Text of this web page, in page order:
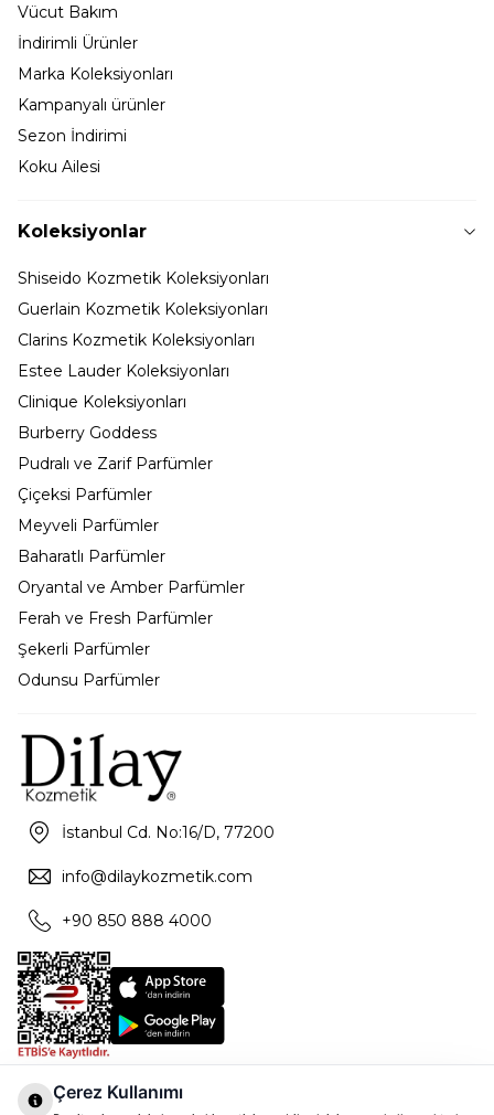
Vücut Bakım
İndirimli Ürünler
Marka Koleksiyonları
Kampanyalı ürünler
Sezon İndirimi
Koku Ailesi
Koleksiyonlar
Shiseido Kozmetik Koleksiyonları
Guerlain Kozmetik Koleksiyonları
Clarins Kozmetik Koleksiyonları
Estee Lauder Koleksiyonları
Clinique Koleksiyonları
Burberry Goddess
Pudralı ve Zarif Parfümler
Çiçeksi Parfümler
Meyveli Parfümler
Baharatlı Parfümler
Oryantal ve Amber Parfümler
Ferah ve Fresh Parfümler
Şekerli Parfümler
Odunsu Parfümler
İstanbul Cd. No:16/D, 77200
info@dilaykozmetik.com
+90 850 888 4000
Çerez Kullanımı